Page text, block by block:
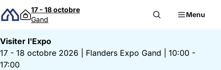
Passer au contenu
17 - 18 octobre
Gand
Menu
Visiter l'Expo
17 - 18 octobre 2026
Flanders Expo Gand
10:00 -
17:00